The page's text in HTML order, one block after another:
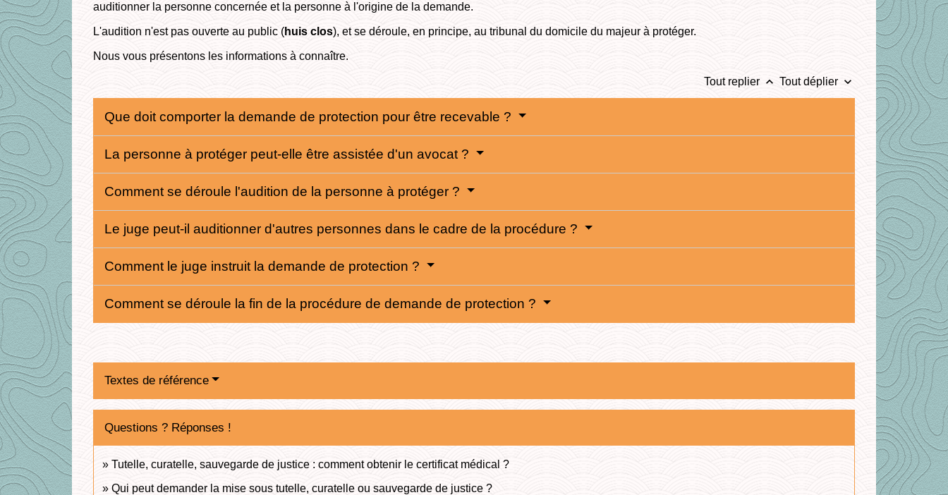
auditionner la personne concernée et la personne à l'origine de la demande.
L'audition n'est pas ouverte au public (huis clos), et se déroule, en principe, au tribunal du domicile du majeur à protéger.
Nous vous présentons les informations à connaître.
Tout replier keyboard_arrow_up Tout déplier keyboard_arrow_down
Que doit comporter la demande de protection pour être recevable ?
La personne à protéger peut-elle être assistée d'un avocat ?
Comment se déroule l'audition de la personne à protéger ?
Le juge peut-il auditionner d'autres personnes dans le cadre de la procédure ?
Comment le juge instruit la demande de protection ?
Comment se déroule la fin de la procédure de demande de protection ?
Textes de référence
Questions ? Réponses !
Tutelle, curatelle, sauvegarde de justice : comment obtenir le certificat médical ?
Qui peut demander la mise sous tutelle, curatelle ou sauvegarde de justice ?